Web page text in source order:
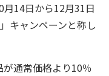
14日から12月31日
キャンペーンと称し
通常価格より10％